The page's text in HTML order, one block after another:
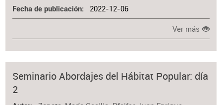
Fecha de publicación 2022-12-06
Ver más
Seminario Abordajes del Hábitat Popular: día
2